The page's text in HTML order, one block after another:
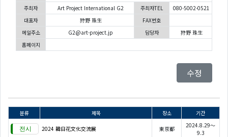
주최자
Art Project International G2 주최자TEL
080-5002-0521
대표자
狩野 珠生
FAX번호
메일주소
G2@art-project.jp 담당자
狩野 珠生
홈페이지
수정
분류 제목 장소 기간
2024 韓日花文化交流展 東京都
2024.8.29～
9.3